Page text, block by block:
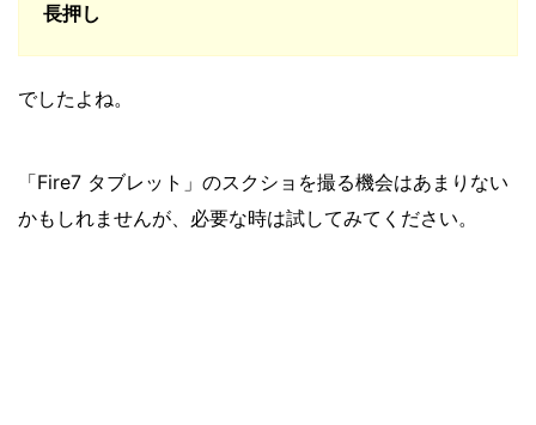
長押し
でしたよね。
「Fire7 タブレット」のスクショを撮る機会はあまりない
かもしれませんが、必要な時は試してみてください。